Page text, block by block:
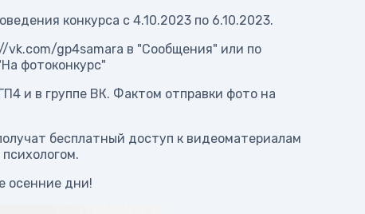
конкурса с 4.10.2023 по 6.10.2023.
gp4samara в "Сообщения" или по
фотоконкурс"
и в группе ВК. Фактом отправки фото на
бесплатный доступ к видеоматериалам
осенние дни!